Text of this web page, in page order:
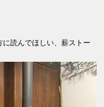
読んでほしい、薪ストー